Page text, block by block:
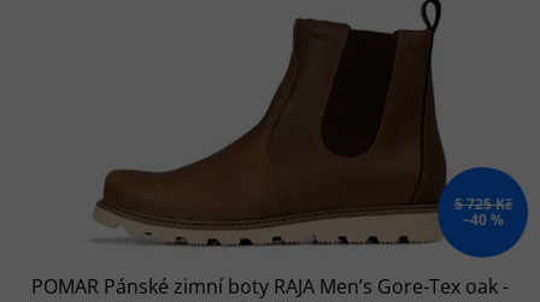
5 725 Kč
–40 %
POMAR Pánské zimní boty RAJA Men’s Gore-Tex oak -